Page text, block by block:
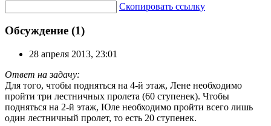
Скопировать ссылку
Обсуждение (1)
28 апреля 2013, 23:01
Ответ на задачу:
Для того, чтобы подняться на 4-й этаж, Лене необходимо
пройти три лестничных пролета (60 ступенек). Чтобы
подняться на 2-й этаж, Юле необходимо пройти всего лишь
один лестничный пролет, то есть 20 ступенек.